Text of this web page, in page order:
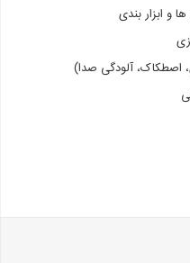
و ابزار بندی
آلودگی صدا)